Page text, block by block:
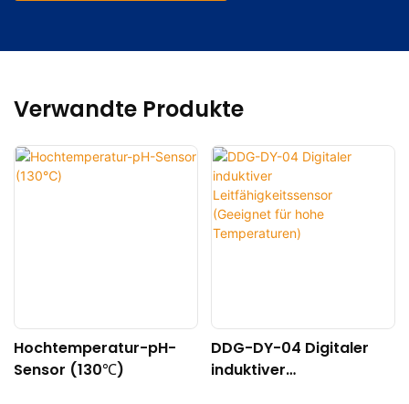
Verwandte Produkte
Hochtemperatur-pH-
Sensor (130℃)
DDG-DY-04 Digitaler
induktiver